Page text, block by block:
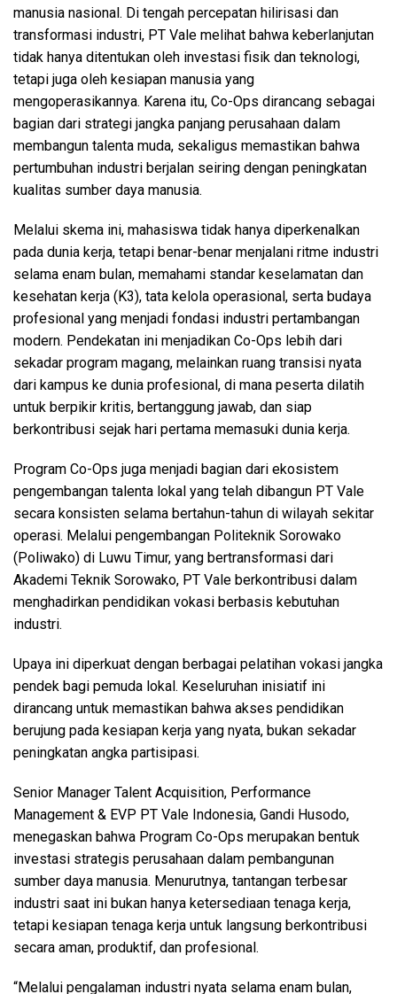
manusia nasional. Di tengah percepatan hilirisasi dan
transformasi industri, PT Vale melihat bahwa keberlanjutan
tidak hanya ditentukan oleh investasi fisik dan teknologi,
tetapi juga oleh kesiapan manusia yang
mengoperasikannya. Karena itu, Co-Ops dirancang sebagai
bagian dari strategi jangka panjang perusahaan dalam
membangun talenta muda, sekaligus memastikan bahwa
pertumbuhan industri berjalan seiring dengan peningkatan
kualitas sumber daya manusia.
Melalui skema ini, mahasiswa tidak hanya diperkenalkan
pada dunia kerja, tetapi benar-benar menjalani ritme industri
selama enam bulan, memahami standar keselamatan dan
kesehatan kerja (K3), tata kelola operasional, serta budaya
profesional yang menjadi fondasi industri pertambangan
modern. Pendekatan ini menjadikan Co-Ops lebih dari
sekadar program magang, melainkan ruang transisi nyata
dari kampus ke dunia profesional, di mana peserta dilatih
untuk berpikir kritis, bertanggung jawab, dan siap
berkontribusi sejak hari pertama memasuki dunia kerja.
Program Co-Ops juga menjadi bagian dari ekosistem
pengembangan talenta lokal yang telah dibangun PT Vale
secara konsisten selama bertahun-tahun di wilayah sekitar
operasi. Melalui pengembangan Politeknik Sorowako
(Poliwako) di Luwu Timur, yang bertransformasi dari
Akademi Teknik Sorowako, PT Vale berkontribusi dalam
menghadirkan pendidikan vokasi berbasis kebutuhan
industri.
Upaya ini diperkuat dengan berbagai pelatihan vokasi jangka
pendek bagi pemuda lokal. Keseluruhan inisiatif ini
dirancang untuk memastikan bahwa akses pendidikan
berujung pada kesiapan kerja yang nyata, bukan sekadar
peningkatan angka partisipasi.
Senior Manager Talent Acquisition, Performance
Management & EVP PT Vale Indonesia, Gandi Husodo,
menegaskan bahwa Program Co-Ops merupakan bentuk
investasi strategis perusahaan dalam pembangunan
sumber daya manusia. Menurutnya, tantangan terbesar
industri saat ini bukan hanya ketersediaan tenaga kerja,
tetapi kesiapan tenaga kerja untuk langsung berkontribusi
secara aman, produktif, dan profesional.
“Melalui pengalaman industri nyata selama enam bulan,